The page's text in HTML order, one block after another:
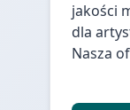
jakości
dla
Nasza